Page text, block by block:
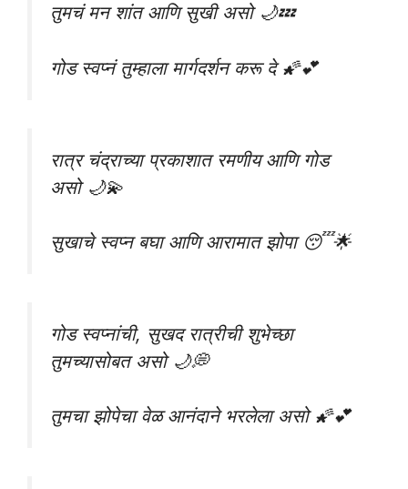
तुमचं मन शांत आणि सुखी असो 🌙💤
गोड स्वप्नं तुम्हाला मार्गदर्शन करू दे 🌠💕
रात्र चंद्राच्या प्रकाशात रमणीय आणि गोड
असो 🌙💫
सुखाचे स्वप्न बघा आणि आरामात झोपा 😴🌟
गोड स्वप्नांची, सुखद रात्रीची शुभेच्छा
तुमच्यासोबत असो 🌙💭
तुमचा झोपेचा वेळ आनंदाने भरलेला असो 🌠💕